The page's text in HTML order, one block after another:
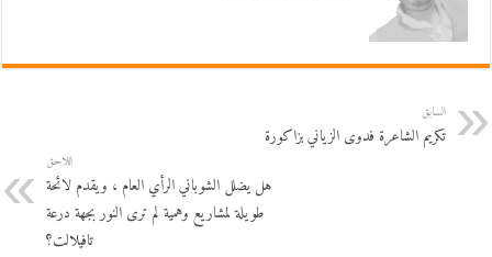
السابق
تكريم الشاعرة فدوى الزياني بزاكورة
اللاحق
هل يضلل الشوباني الرأي العام ، ويقدم لائحة
طويلة لمشاريع وهمية لم ترى النور بجهة درعة
تافيلالت؟